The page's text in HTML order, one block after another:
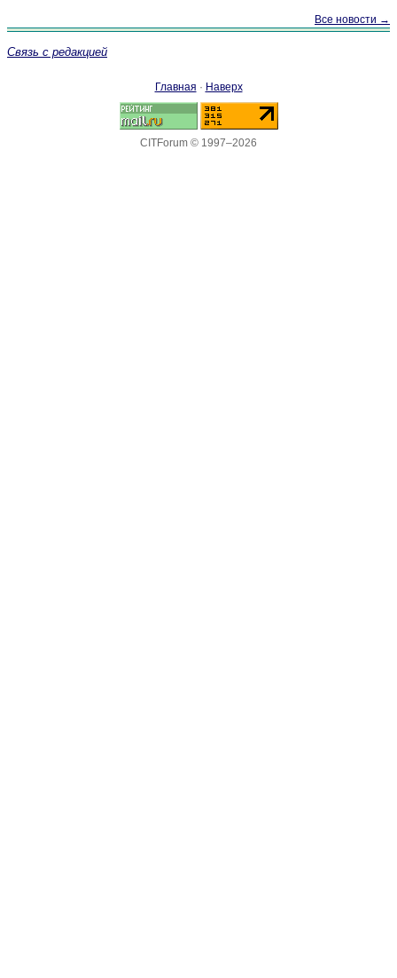
Все новости →
Связь с редакцией
Главная · Наверх
CITForum © 1997–2026